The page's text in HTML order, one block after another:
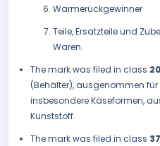
Wärmerückgewinner
Teile, Ersatzteile und
Waren.
The mark was filed in class 20
(Behälter), ausgenommen
insbesondere Käseformen,
Kunststoff.
The mark was filed in class 37